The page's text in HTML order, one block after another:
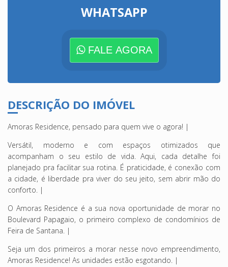
WHATSAPP
FALE AGORA
DESCRIÇÃO DO IMÓVEL
Amoras Residence, pensado para quem vive o agora! |
Versátil, moderno e com espaços otimizados que
acompanham o seu estilo de vida. Aqui, cada detalhe foi
planejado pra facilitar sua rotina. É praticidade, é conexão com
a cidade, é liberdade pra viver do seu jeito, sem abrir mão do
conforto. |
O Amoras Residence é a sua nova oportunidade de morar no
Boulevard Papagaio, o primeiro complexo de condomínios de
Feira de Santana. |
Seja um dos primeiros a morar nesse novo empreendimento,
Amoras Residence! As unidades estão esgotando. |